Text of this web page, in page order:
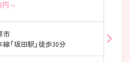
円～
市
「坂田駅」徒歩30分